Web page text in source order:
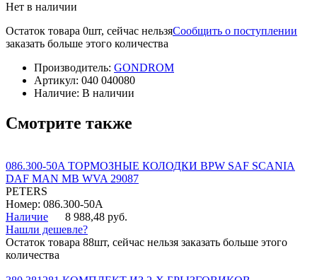
Нет в наличии
Сообщить о поступлении
Остаток товара 0шт, сейчас нельзя
заказать больше этого количества
Производитель: GONDROM
Артикул: 040 040080
Наличие: В наличии
Смотрите также
086.300-50A ТОРМОЗНЫЕ КОЛОДКИ BPW SAF SCANIA
DAF MAN MB WVA 29087
PETERS
Номер: 086.300-50A
Наличие
8 988,48 руб.
Нашли дешевле?
Остаток товара 88шт, сейчас нельзя заказать больше этого
количества